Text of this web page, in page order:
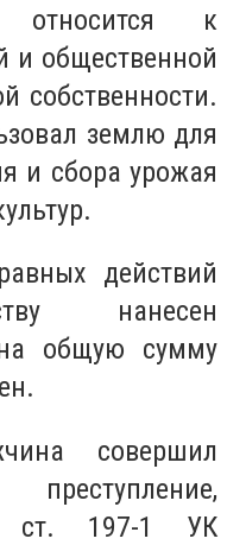
относится к
и общественной
собственности.
землю для
и сбора урожая
действий
нанесен
общую сумму
совершил
ст. 197-1 УК